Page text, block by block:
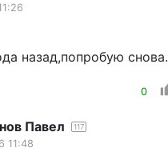
назад,попробую снова.
0
Павел 117
11:48